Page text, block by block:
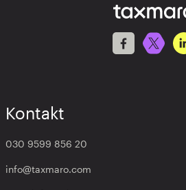
Kontakt
030 9599 856 20
info@taxmaro.com